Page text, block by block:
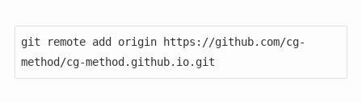
git remote add origin https://github.com/cg-